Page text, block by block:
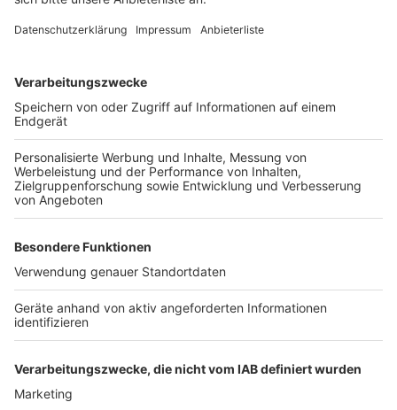
abgegeben zu haben. Während des SEK-Einsatzes war
die Straße in Frechen gesperrt. Weitere Einzelheiten
dauern noch an.
Anzeige
Weitere Themen von Rhein und Erft
Anzeige
Tragischer Unfall im Parkhaus am Kaiser-Wilhelm-
Ring in Köln
A4 Richtung Olpe wird für zehn Tage gesperrt
Anzeige